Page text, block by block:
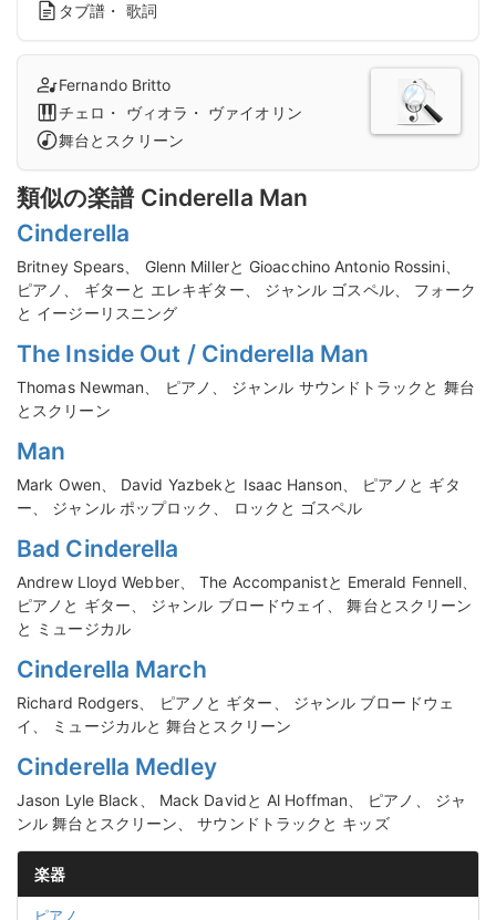
タブ譜・ 歌詞
Fernando Britto
チェロ・ ヴィオラ・ ヴァイオリン
舞台とスクリーン
類似の楽譜 Cinderella Man
Cinderella
Britney Spears、 Glenn Millerと Gioacchino Antonio Rossini、
ピアノ、 ギターと エレキギター、 ジャンル ゴスペル、 フォーク
と イージーリスニング
The Inside Out / Cinderella Man
Thomas Newman、 ピアノ、 ジャンル サウンドトラックと 舞台
とスクリーン
Man
Mark Owen、 David Yazbekと Isaac Hanson、 ピアノと ギタ
ー、 ジャンル ポップロック、 ロックと ゴスペル
Bad Cinderella
Andrew Lloyd Webber、 The Accompanistと Emerald Fennell、
ピアノと ギター、 ジャンル ブロードウェイ、 舞台とスクリーン
と ミュージカル
Cinderella March
Richard Rodgers、 ピアノと ギター、 ジャンル ブロードウェ
イ、 ミュージカルと 舞台とスクリーン
Cinderella Medley
Jason Lyle Black、 Mack Davidと Al Hoffman、 ピアノ、 ジャ
ンル 舞台とスクリーン、 サウンドトラックと キッズ
楽器
ピアノ